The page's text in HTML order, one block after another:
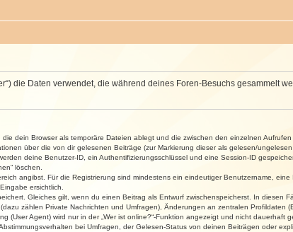
die Daten verwendet, die während deines Foren-Besuchs gesammelt
dein Browser als temporäre Dateien ablegt und die zwischen den einzelnen
über die von dir gelesenen Beiträge (zur Markierung dieser als gelesen/
deine Benutzer-ID, ein Authentifizierungsschlüssel und eine Session-ID
löschen.
angibst. Für die Registrierung sind mindestens ein eindeutiger Benutzername, eine
ersichtlich.
Gleiches gilt, wenn du einen Beitrag als Entwurf zwischenspeicherst. In diesen
zählen Private Nachrichten und Umfragen), Änderungen an zentralen Profildaten
(User Agent) wird nur in der „Wer ist online?“-Funktion angezeigt und nicht dauerhaft
bei Umfragen, der Gelesen-Status von deinen Beiträgen oder